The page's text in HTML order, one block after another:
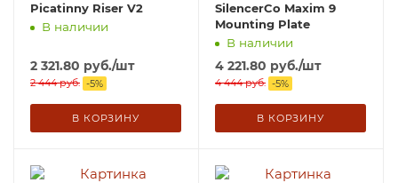
Picatinny Riser V2
В наличии
2 321.80 руб./шт
2 444руб. -5%
В КОРЗИНУ
SilencerCo Maxim 9
Mounting Plate
В наличии
4 221.80 руб./шт
4 444руб. -5%
В КОРЗИНУ